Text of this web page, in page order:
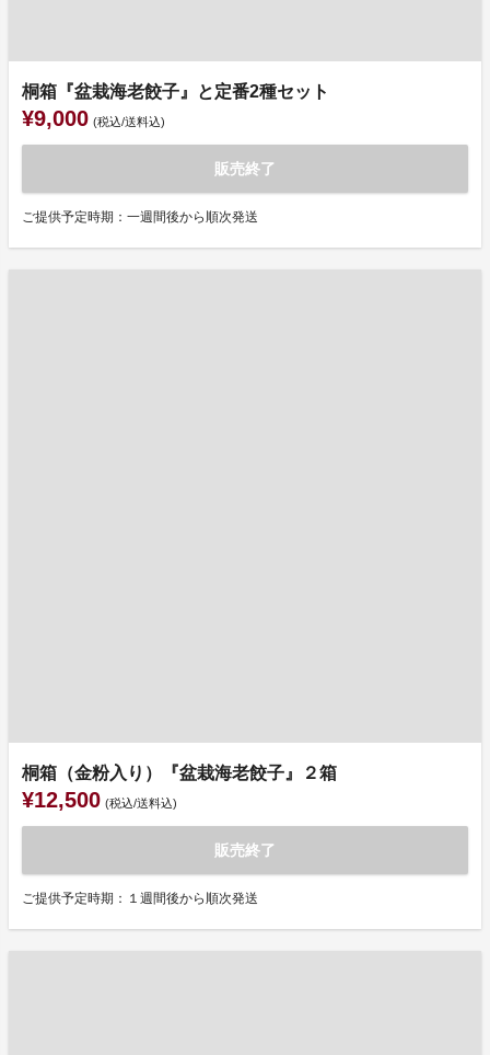
桐箱『盆栽海老餃子』と定番2種セット
¥9,000 (税込/送料込)
販売終了
ご提供予定時期：一週間後から順次発送
桐箱（金粉入り）『盆栽海老餃子』２箱
¥12,500 (税込/送料込)
販売終了
ご提供予定時期：１週間後から順次発送